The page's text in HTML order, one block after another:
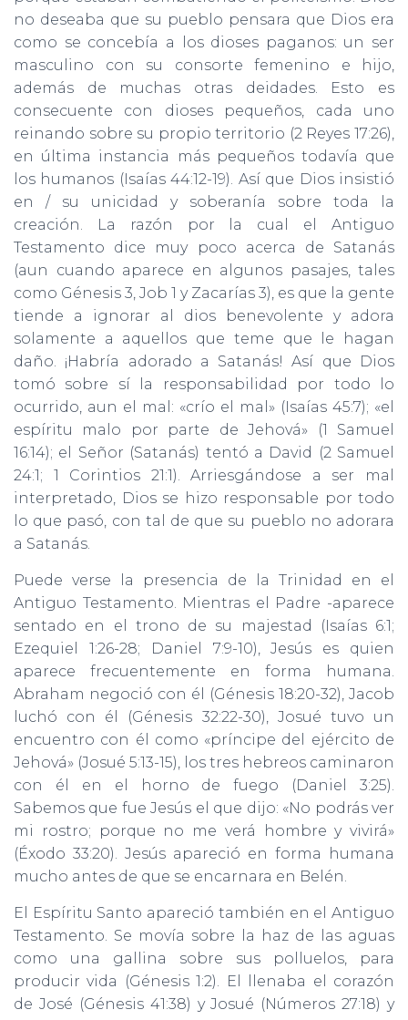
no deseaba que su pueblo pensara que Dios era
como se concebía a los dioses paganos: un ser
masculino con su consorte femenino e hijo,
además de muchas otras deidades. Esto es
consecuente con dioses pequeños, cada uno
reinando sobre su propio territorio (2 Reyes 17:26),
en última instancia más pequeños todavía que
los humanos (Isaías 44:12-19). Así que Dios insistió
en / su unicidad y soberanía sobre toda la
creación. La razón por la cual el Antiguo
Testamento dice muy poco acerca de Satanás
(aun cuando aparece en algunos pasajes, tales
como Génesis 3, Job 1 y Zacarías 3), es que la gente
tiende a ignorar al dios benevolente y adora
solamente a aquellos que teme que le hagan
daño. ¡Habría adorado a Satanás! Así que Dios
tomó sobre sí la responsabilidad por todo lo
ocurrido, aun el mal: «crío el mal» (Isaías 45:7); «el
espíritu malo por parte de Jehová» (1 Samuel
16:14); el Señor (Satanás) tentó a David (2 Samuel
24:1; 1 Corintios 21:1). Arriesgándose a ser mal
interpretado, Dios se hizo responsable por todo
lo que pasó, con tal de que su pueblo no adorara
a Satanás.
Puede verse la presencia de la Trinidad en el
Antiguo Testamento. Mientras el Padre -aparece
sentado en el trono de su majestad (Isaías 6:1;
Ezequiel 1:26-28; Daniel 7:9-10), Jesús es quien
aparece frecuentemente en forma humana.
Abraham negoció con él (Génesis 18:20-32), Jacob
luchó con él (Génesis 32:22-30), Josué tuvo un
encuentro con él como «príncipe del ejército de
Jehová» (Josué 5:13-15), los tres hebreos caminaron
con él en el horno de fuego (Daniel 3:25).
Sabemos que fue Jesús el que dijo: «No podrás ver
mi rostro; porque no me verá hombre y vivirá»
(Éxodo 33:20). Jesús apareció en forma humana
mucho antes de que se encarnara en Belén.
El Espíritu Santo apareció también en el Antiguo
Testamento. Se movía sobre la haz de las aguas
como una gallina sobre sus polluelos, para
producir vida (Génesis 1:2). El llenaba el corazón
de José (Génesis 41:38) y Josué (Números 27:18) y